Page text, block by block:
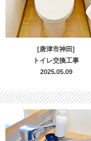
[唐津市神田]
トイレ交換工事
2025.05.09